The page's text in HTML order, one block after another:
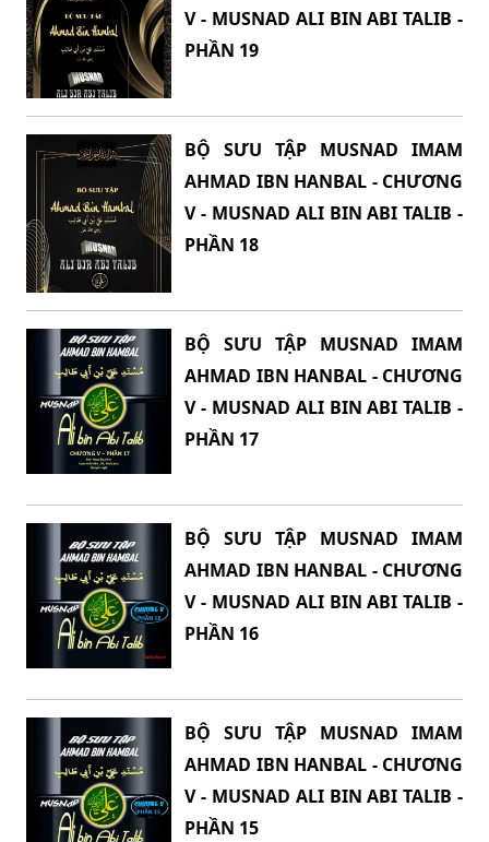
V - MUSNAD ALI BIN ABI TALIB -
PHẦN 19
BỘ SƯU TẬP MUSNAD IMAM
AHMAD IBN HANBAL - CHƯƠNG
V - MUSNAD ALI BIN ABI TALIB -
PHẦN 18
BỘ SƯU TẬP MUSNAD IMAM
AHMAD IBN HANBAL - CHƯƠNG
V - MUSNAD ALI BIN ABI TALIB -
PHẦN 17
BỘ SƯU TẬP MUSNAD IMAM
AHMAD IBN HANBAL - CHƯƠNG
V - MUSNAD ALI BIN ABI TALIB -
PHẦN 16
BỘ SƯU TẬP MUSNAD IMAM
AHMAD IBN HANBAL - CHƯƠNG
V - MUSNAD ALI BIN ABI TALIB -
PHẦN 15